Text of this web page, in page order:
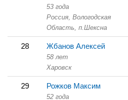
53 года
Россия, Вологодская
Область, п.Шексна
28 Жбанов Алексей
58 лет
Харовск
29 Рожков Максим
52 года